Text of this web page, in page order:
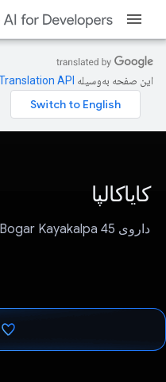
این صفحه به‌وسیله
کایاکالپا
داروی Bogar Kayakalpa 45